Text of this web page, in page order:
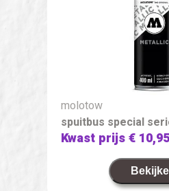
molotow
spuitbus special
Kwast prijs€ 10,95